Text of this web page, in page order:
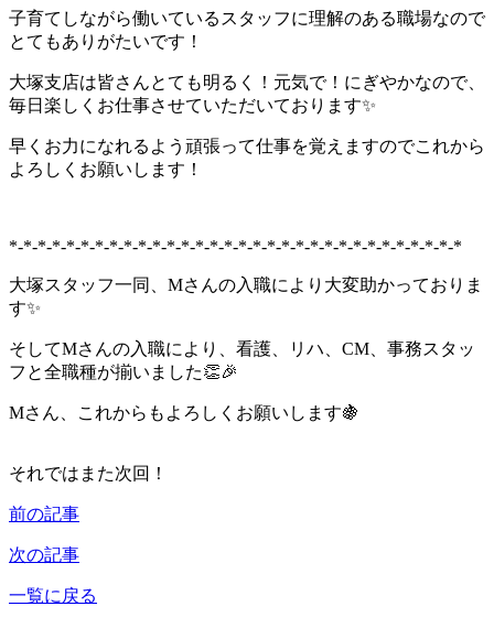
子育てしながら働いているスタッフに理解のある職場なので
とてもありがたいです！
大塚支店は皆さんとても明るく！元気で！にぎやかなので、
毎日楽しくお仕事させていただいております✨
早くお力になれるよう頑張って仕事を覚えますのでこれから
よろしくお願いします！
*-*-*-*-*-*-*-*-*-*-*-*-*-*-*-*-*-*-*-*-*-*-*-*-*-*-*-*-*-*-*-*
大塚スタッフ一同、Mさんの入職により大変助かっておりま
す✨
そしてMさんの入職により、看護、リハ、CM、事務スタッ
フと全職種が揃いました👏🎉
Mさん、これからもよろしくお願いします🍇
それではまた次回！
前の記事
次の記事
一覧に戻る